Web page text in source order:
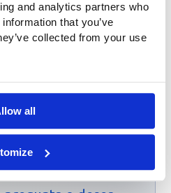
and analytics partners who
that you’ve
collected from your use
all
FAQ piscinas de techo
tensado